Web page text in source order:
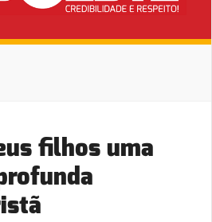
filhos uma